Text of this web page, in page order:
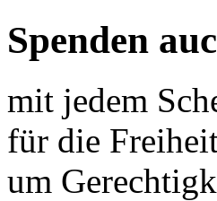
Spenden
mit jedem
für die
um